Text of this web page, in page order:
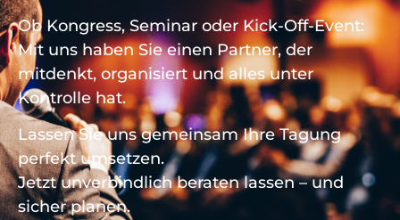
Ob Kongress, Seminar oder Kick-Off-Event:
Mit uns haben Sie einen Partner, der
mitdenkt, organisiert und alles unter
Kontrolle hat.
Lassen Sie uns gemeinsam Ihre Tagung
perfekt umsetzen.
Jetzt unverbindlich beraten lassen – und
sicher planen.